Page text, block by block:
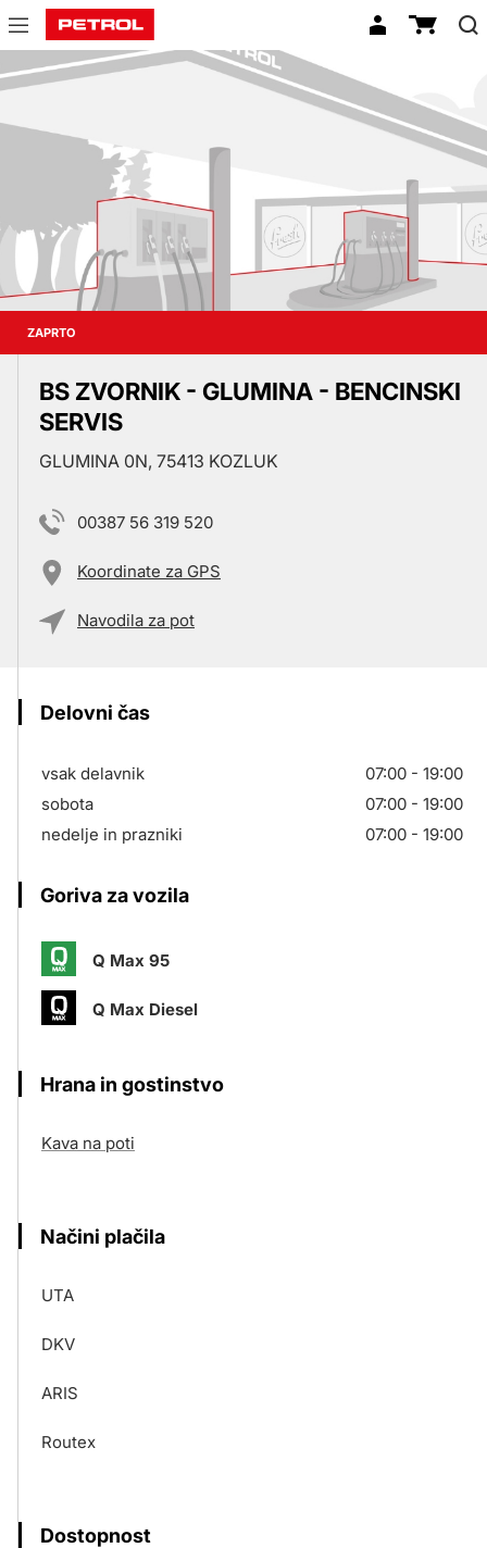
Prodajna
mesta
ZAPRTO
BS ZVORNIK - GLUMINA - BENCINSKI
SERVIS
GLUMINA 0N, 75413 KOZLUK
00387 56 319 520
Koordinate za GPS
Navodila za pot
Delovni čas
vsak delavnik
07:00 - 19:00
sobota
07:00 - 19:00
nedelje in prazniki
07:00 - 19:00
Goriva za vozila
Q Max 95
Q Max Diesel
Hrana in gostinstvo
Kava na poti
Načini plačila
UTA
DKV
ARIS
Routex
Dostopnost